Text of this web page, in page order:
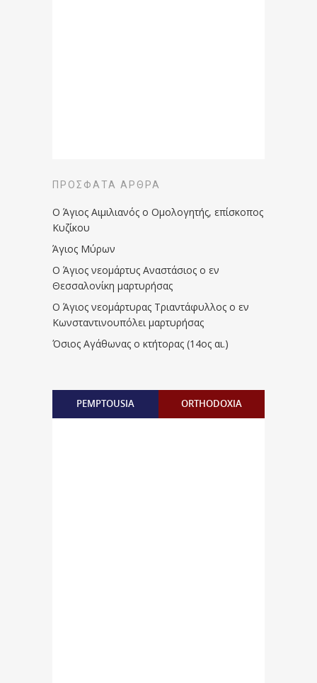
ΠΡΌΣΦΑΤΑ ΆΡΘΡΑ
Ο Άγιος Αιμιλιανός ο Ομολογητής, επίσκοπος
Κυζίκου
Άγιος Μύρων
Ο Άγιος νεομάρτυς Αναστάσιος ο εν
Θεσσαλονίκη μαρτυρήσας
Ο Άγιος νεομάρτυρας Τριαντάφυλλος ο εν
Κωνσταντινουπόλει μαρτυρήσας
Όσιος Αγάθωνας ο κτήτορας (14ος αι.)
PEMPTOUSIA ORTHODOXIA